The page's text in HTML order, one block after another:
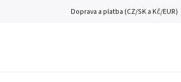
Doprava a platba (CZ/SK a Kč/EUR)